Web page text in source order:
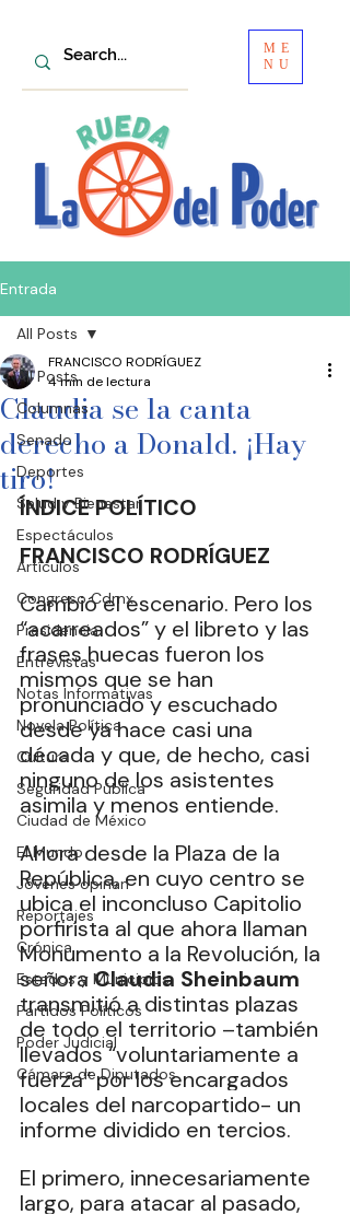
ME
NU
Entrada
All Posts
Columnas
Senado
Deportes
Salud y Bienestar
Espectáculos
Artículos
Congreso Cdmx
Presidencia
Entrevistas
Notas Informativas
Novela Política
Cultura
Seguridad Pública
Ciudad de México
El Mundo
Jóvenes opinan
Reportajes
Crónica
Estados y Municipios
Partidos Políticos
Poder Judicial
Cámara de Diputados
All Posts
Claudia se la canta
derecho a Donald. ¡Hay
tiro!
FRANCISCO RODRÍGUEZ
4 min de lectura
ÍNDICE POLÍTICO
FRANCISCO RODRÍGUEZ
Cambió el escenario. Pero los
“acarreados” y el libreto y las
frases huecas fueron los
mismos que se han
pronunciado y escuchado
desde ya hace casi una
década y que, de hecho, casi
ninguno de los asistentes
asimila y menos entiende.
Ahora desde la Plaza de la
República, en cuyo centro se
ubica el inconcluso Capitolio
porfirista al que ahora llaman
Monumento a la Revolución, la
señora Claudia Sheinbaum
transmitió a distintas plazas
de todo el territorio –también
llevados “voluntariamente a
fuerza” por los encargados
locales del narcopartido- un
informe dividido en tercios.
El primero, innecesariamente
largo, para atacar al pasado,